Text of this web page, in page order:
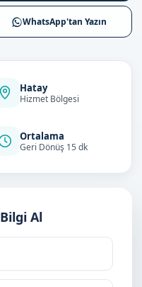
WhatsApp'tan Yazın
Hatay
Hizmet Bölgesi
Ortalama
Geri Dönüş 15 dk
Al